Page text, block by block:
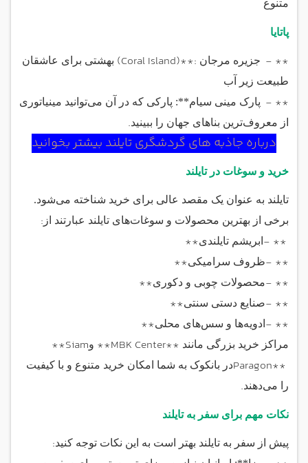
متنوع
پاتایا
- ** جزیره مرجان (Coral Island)**: بهشتی برای عاشقان
طبیعت زیر آب
- ** پارک مینی سیام**: پارکی که در آن می‌توانید مینیاتوری
از معروف‌ترین بناهای جهان را ببینید.
درباره جاذبه های گردشگری تایلند بیشتر بخوانید
خرید و سوغات در تایلند
تایلند به عنوان یک مقصد عالی برای خرید شناخته می‌شود.
برخی از بهترین محصولات و سوغات‌های تایلند عبارتند از :
- ** ابریشم تایلندی**
- **ظروف سرامیکی**
- **محصولات چوبی و دکوری**
- **صنایع دستی سنتی**
- ** ادویه‌ها و سس‌های محلی**
مراکز خرید بزرگی مانند **MBK Center** و**Siam
Paragon**در بانکوک به شما امکان خرید متنوع و با کیفیت
را می‌دهند.
نکات مهم برای سفر به تایلند
پیش از سفر به تایلند بهتر است به این نکات توجه کنید: